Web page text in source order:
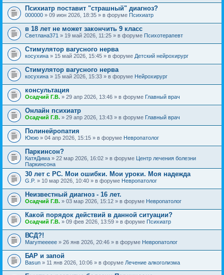
Психиатр поставит "страшный" диагноз?
000000 » 09 июн 2026, 18:35 » в форуме Психиатр
в 18 лет не может закончить 9 класс
Светлана371 » 19 май 2026, 11:25 » в форуме Психотерапевт
Стимулятор вагусного нерва
косухина » 15 май 2026, 15:45 » в форуме Детский нейрохирург
Стимулятор вагусного нерва
косухина » 15 май 2026, 15:33 » в форуме Нейрохирург
консультация
Осадчий Г.В. » 29 апр 2026, 13:46 » в форуме Главный врач
Онлайн психиатр
Осадчий Г.В. » 29 апр 2026, 13:43 » в форуме Главный врач
Полинейропатия
Ююю » 04 апр 2026, 15:15 » в форуме Невропатолог
Паркинсон?
КатяДима » 22 мар 2026, 16:02 » в форуме Центр лечения болезни
Паркинсона
30 лет с РС. Мои ошибки. Мои уроки. Моя надежда
G.P. » 10 мар 2026, 10:40 » в форуме Невропатолог
Неизвестный диагноз - 16 лет.
Осадчий Г.В. » 03 мар 2026, 15:12 » в форуме Невропатолог
Какой порядок действий в данной ситуации?
Осадчий Г.В. » 09 фев 2026, 13:59 » в форуме Психиатр
ВСД?!
Marymeeeee » 26 янв 2026, 20:46 » в форуме Невропатолог
БАР и запой
Basun » 11 янв 2026, 10:06 » в форуме Лечение алкоголизма